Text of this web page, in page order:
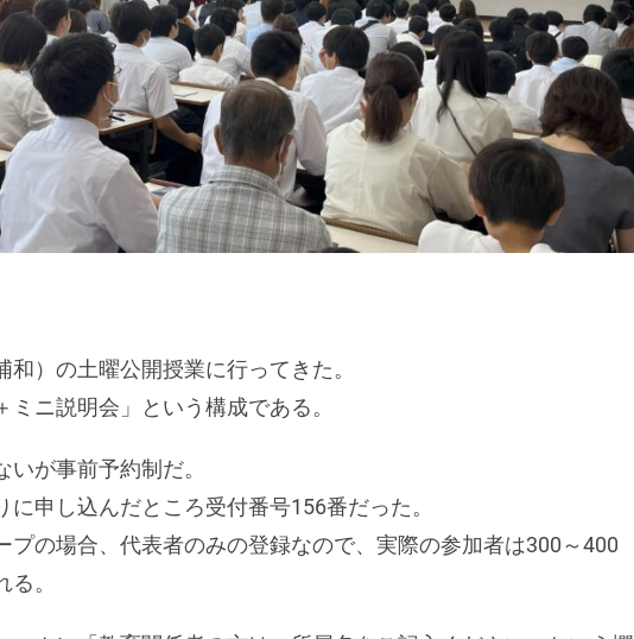
）の土曜公開授業に行ってきた。
ニ説明会」という構成である。
が事前予約制だ。
申し込んだところ受付番号156番だった。
の場合、代表者のみの登録なので、実際の参加者は300～400
。